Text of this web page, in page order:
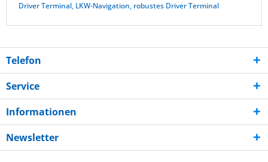
Driver Terminal, LKW-Navigation, robustes Driver Terminal
Telefon
Service
Informationen
Newsletter